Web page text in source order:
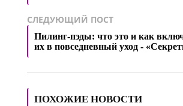
СЛЕДУЮЩИЙ ПОСТ
Пилинг-пэды: что это и как
их в повседневный уход -
ПОХОЖИЕ НОВОСТИ